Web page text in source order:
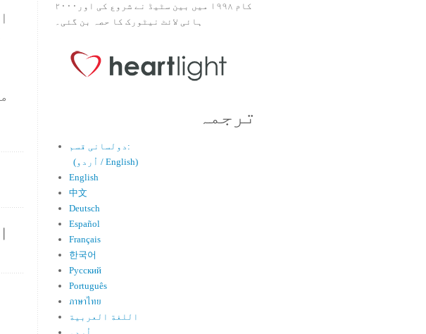
کام ۱۹۹۸ میں بین سٹیڈ نے شروع کی اور۲۰۰۰
ہائی لائٹ نیٹورک کا حصہ بن گئی۔
ترجمہ
دولسانی قسم:
(اُردو / English)
English
中文
Deutsch
Español
Français
한국어
Русский
Português
ภาษาไทย
اللغة العربية